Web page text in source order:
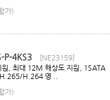
가)
P-4KS3
[NE23159]
원, 최대 12M 해상도 지원, 1SATA
H.264 영 ..
가)